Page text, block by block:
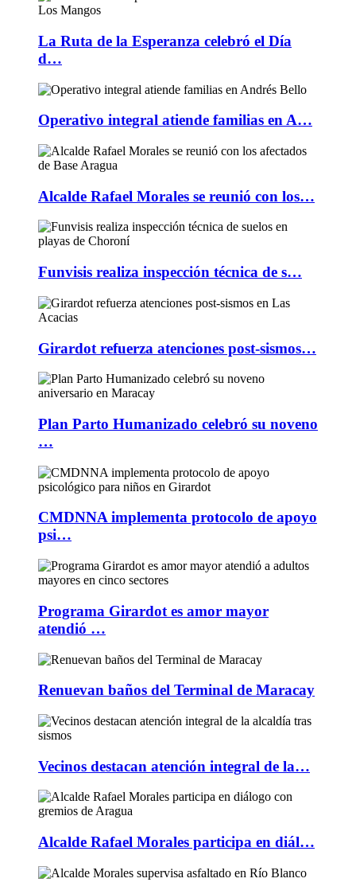
La Ruta de la Esperanza celebró el Día
d…
Operativo integral atiende familias en A…
Alcalde Rafael Morales se reunió con los…
Funvisis realiza inspección técnica de s…
Girardot refuerza atenciones post-sismos…
Plan Parto Humanizado celebró su noveno
…
CMDNNA implementa protocolo de apoyo
psi…
Programa Girardot es amor mayor
atendió …
Renuevan baños del Terminal de Maracay
Vecinos destacan atención integral de la…
Alcalde Rafael Morales participa en diál…